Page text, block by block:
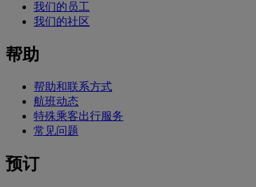
我们的员工
我们的社区
帮助
帮助和联系方式
航班动态
特殊乘客出行服务
常见问题
预订